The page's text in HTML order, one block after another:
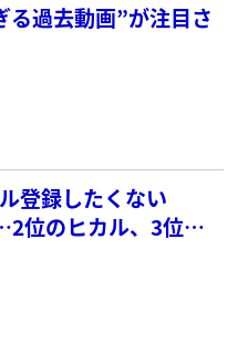
る過去動画”が注目さ
登録したくない
位のヒカル、3位の